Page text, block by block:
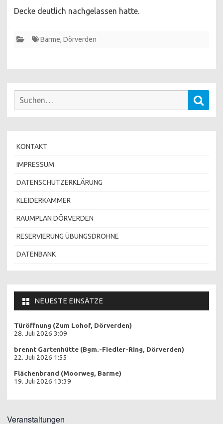
Decke deutlich nachgelassen hatte.
Barme, Dörverden
Suchen
KONTAKT
IMPRESSUM
DATENSCHUTZERKLÄRUNG
KLEIDERKAMMER
RAUMPLAN DÖRVERDEN
RESERVIERUNG ÜBUNGSDROHNE
DATENBANK
NEUESTE EINSÄTZE
Türöffnung (Zum Lohof, Dörverden)
28. Juli 2026 3:09
brennt Gartenhütte (Bgm.-Fiedler-Ring, Dörverden)
22. Juli 2026 1:55
Flächenbrand (Moorweg, Barme)
19. Juli 2026 13:39
Veranstaltungen